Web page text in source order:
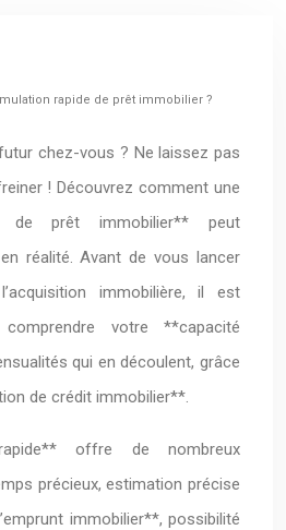
rapide de prêt immobilier ?
chez-vous ? Ne laissez pas
! Découvrez comment une
de prêt immobilier** peut
réalité. Avant de vous lancer
immobilière, il est
votre **capacité
qui en découlent, grâce
de crédit immobilier**.
offre de nombreux
précieux, estimation précise
immobilier**, possibilité